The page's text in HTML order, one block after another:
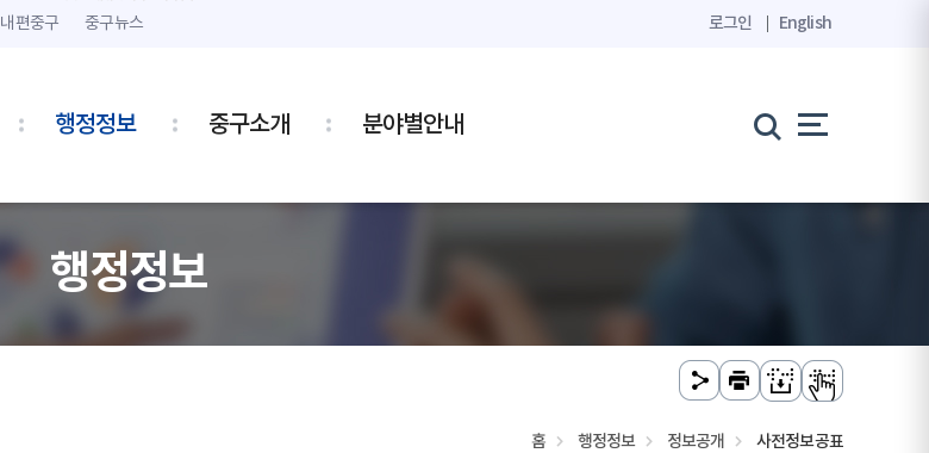
내편중구 중구뉴스 로그인 English
행정정보 중구소개 분야별안내
행정정보
홈 행정정보 정보공개 사전정보공표